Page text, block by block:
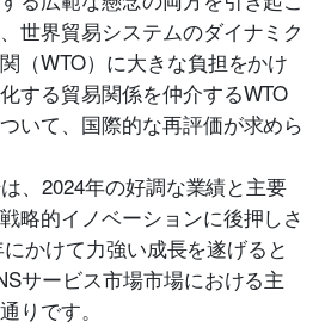
世界貿易システムのダイナミク
（WTO）に大きな負担をかけ
する貿易関係を仲介するWTO
いて、国際的な再評価が求めら
、2024年の好調な業績と主要
略的イノベーションに後押しさ
かけて力強い成長を遂げると
サービス市場市場における主
りです。